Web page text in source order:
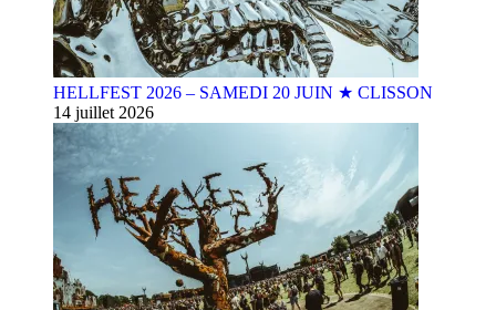
HELLFEST 2026 – SAMEDI 20 JUIN ★ CLISSON
14 juillet 2026